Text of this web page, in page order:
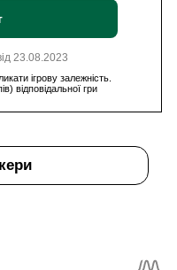
23.08.2023
ігрову залежність.
відповідальної гри